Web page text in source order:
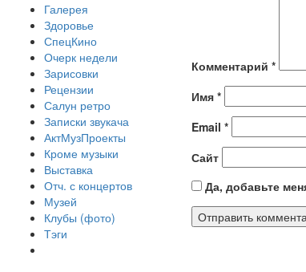
Галерея
Здоровье
СпецКино
Очерк недели
Зарисовки
Рецензии
Салун ретро
Записки звукача
АктМузПроекты
Кроме музыки
Выставка
Отч. с концертов
Музей
Клубы (фото)
Тэги
Комментарий *
Имя *
Email *
Сайт
Да, добавьте